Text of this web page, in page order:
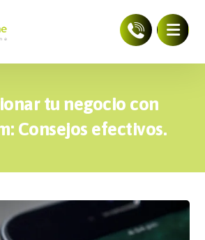
tu negocio con
Consejos efectivos.